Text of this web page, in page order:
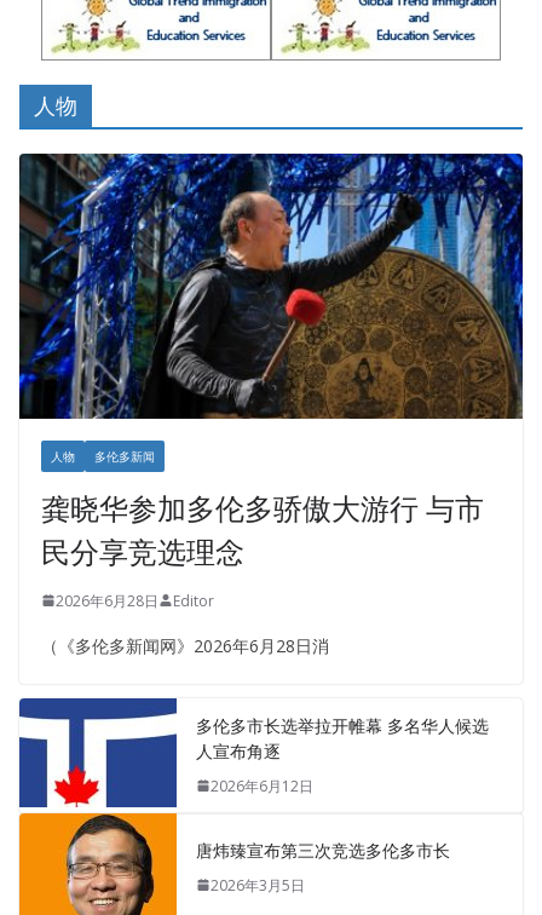
人物
人物 多伦多新闻
龚晓华参加多伦多骄傲大游行 与市
民分享竞选理念
2026年6月28日 Editor
（《多伦多新闻网》2026年6月28日消
多伦多市长选举拉开帷幕 多名华人候选
人宣布角逐
2026年6月12日
唐炜臻宣布第三次竞选多伦多市长
2026年3月5日